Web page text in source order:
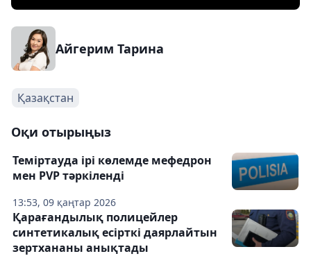
Айгерим Тарина
Қазақстан
Оқи отырыңыз
13:53, 09 қаңтар 2026
Теміртауда ірі көлемде мефедрон
мен PVP тәркіленді
Қарағандылық полицейлер
синтетикалық есірткі даярлайтын
зертхананы анықтады